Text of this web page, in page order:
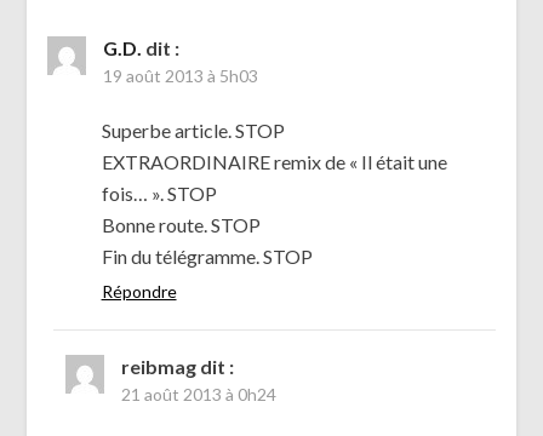
G.D. dit :
19 août 2013 à 5h03
Superbe article. STOP
EXTRAORDINAIRE remix de « Il était une
fois… ». STOP
Bonne route. STOP
Fin du télégramme. STOP
Répondre
reibmag dit :
21 août 2013 à 0h24